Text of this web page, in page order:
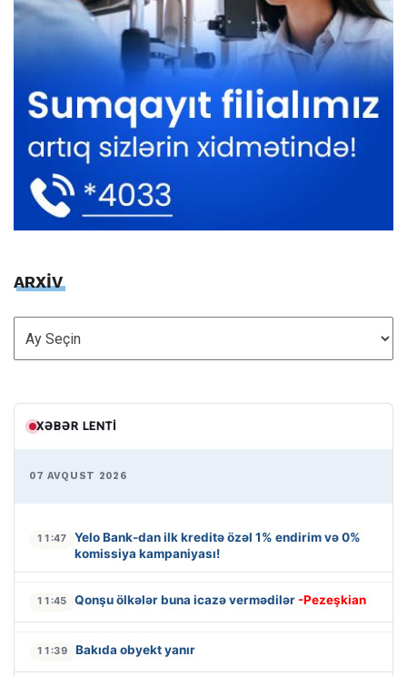
ARXİV
ARXİV
XƏBƏR LENTI
07 AVQUST 2026
11:47
Yelo Bank-dan ilk kreditə özəl 1% endirim və 0%
komissiya kampaniyası!
11:45 Qonşu ölkələr buna icazə vermədilər -Pezeşkian
11:39 Bakıda obyekt yanır